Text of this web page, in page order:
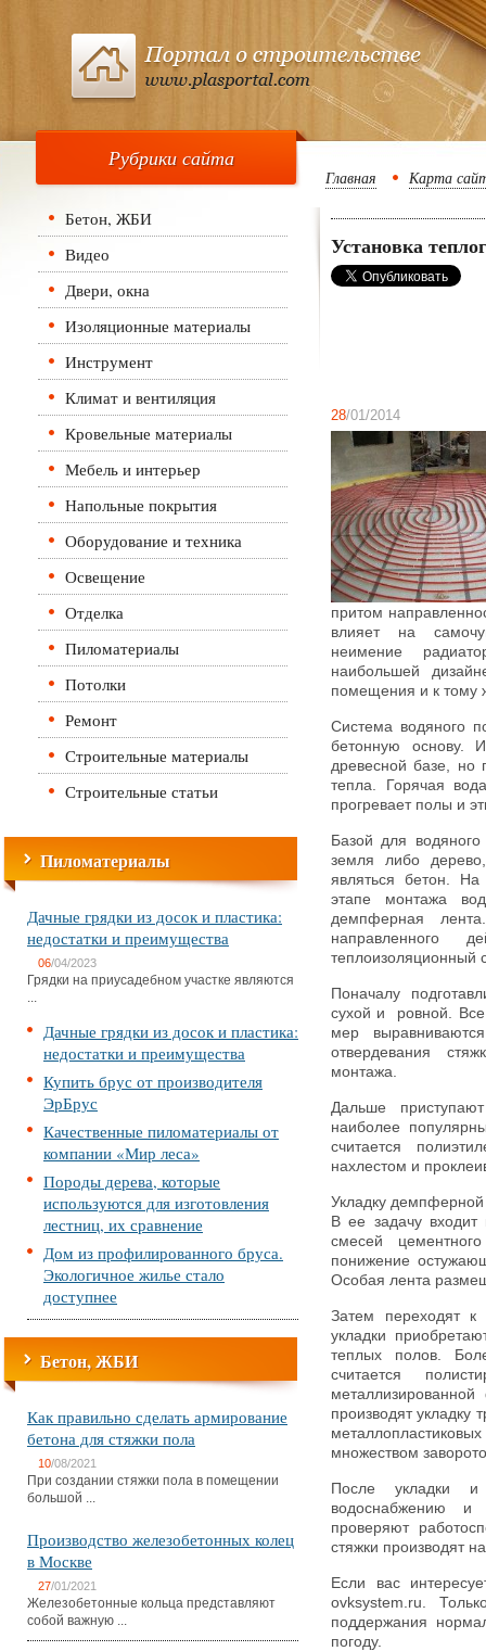
Рубрики сайта
Бетон, ЖБИ
Видео
Двери, окна
Изоляционные материалы
Инструмент
Климат и вентиляция
Кровельные материалы
Мебель и интерьер
Напольные покрытия
Оборудование и техника
Освещение
Отделка
Пиломатериалы
Потолки
Ремонт
Строительные материалы
Строительные статьи
Пиломатериалы
Дачные грядки из досок и пластика:
недостатки и преимущества
06/04/2023
Грядки на приусадебном участке являются
...
Дачные грядки из досок и пластика:
недостатки и преимущества
Купить брус от производителя
ЭрБрус
Качественные пиломатериалы от
компании «Мир леса»
Породы дерева, которые
используются для изготовления
лестниц, их сравнение
Дом из профилированного бруса.
Экологичное жилье стало
доступнее
Бетон, ЖБИ
Как правильно сделать армирование
бетона для стяжки пола
10/08/2021
При создании стяжки пола в помещении
большой ...
Производство железобетонных колец
в Москве
27/01/2021
Железобетонные кольца представляют
собой важную ...
Главная Карта
Установка
28/01/2014
притом
влияет на
неимение
наибольшей
помещения и к тому
Система водяного
бетонную основу.
древесной базе, но
тепла. Горячая
прогревает полы и
Базой для
земля либо
являться бетон.
этапе монтажа
демпферная
направленного
теплоизоляционный
Поначалу
сухой и ровной.
мер
отвердевания
монтажа.
Дальше
наиболее
считается
нахлестом и
Укладку демпферной
В ее задачу входит
смесей
понижение
Особая лента
Затем переходят к
укладки
теплых полов.
считается
производят укладку
множеством
После укладки
водоснабжению и
проверяют
стяжки производят
Если вас
ovksystem.ru.
поддержания
погоду.